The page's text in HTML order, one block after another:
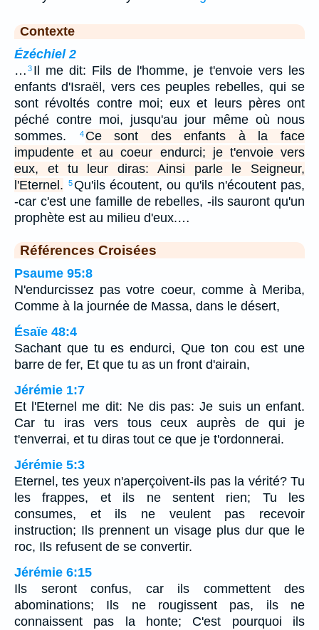
Contexte
Ézéchiel 2
… 3 Il me dit: Fils de l'homme, je t'envoie vers les
enfants d'Israël, vers ces peuples rebelles, qui se
sont révoltés contre moi; eux et leurs pères ont
péché contre moi, jusqu'au jour même où nous
sommes.
4 Ce sont des enfants à la face
impudente et au coeur endurci; je t'envoie vers
eux, et tu leur diras: Ainsi parle le Seigneur,
l'Eternel.
5Qu'ils écoutent, ou qu'ils n'écoutent pas,
-car c'est une famille de rebelles, -ils sauront qu'un
prophète est au milieu d'eux.…
Références Croisées
Psaume 95:8
N'endurcissez pas votre coeur, comme à Meriba,
Comme à la journée de Massa, dans le désert,
Ésaïe 48:4
Sachant que tu es endurci, Que ton cou est une
barre de fer, Et que tu as un front d'airain,
Jérémie 1:7
Et l'Eternel me dit: Ne dis pas: Je suis un enfant.
Car tu iras vers tous ceux auprès de qui je
t'enverrai, et tu diras tout ce que je t'ordonnerai.
Jérémie 5:3
Eternel, tes yeux n'aperçoivent-ils pas la vérité? Tu
les frappes, et ils ne sentent rien; Tu les
consumes, et ils ne veulent pas recevoir
instruction; Ils prennent un visage plus dur que le
roc, Ils refusent de se convertir.
Jérémie 6:15
Ils seront confus, car ils commettent des
abominations; Ils ne rougissent pas, ils ne
connaissent pas la honte; C'est pourquoi ils